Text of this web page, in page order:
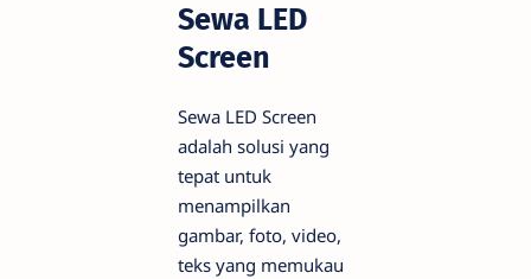
Sewa LED
Screen
Sewa LED Screen
adalah solusi yang
tepat untuk
menampilkan
gambar, foto, video,
teks yang memukau